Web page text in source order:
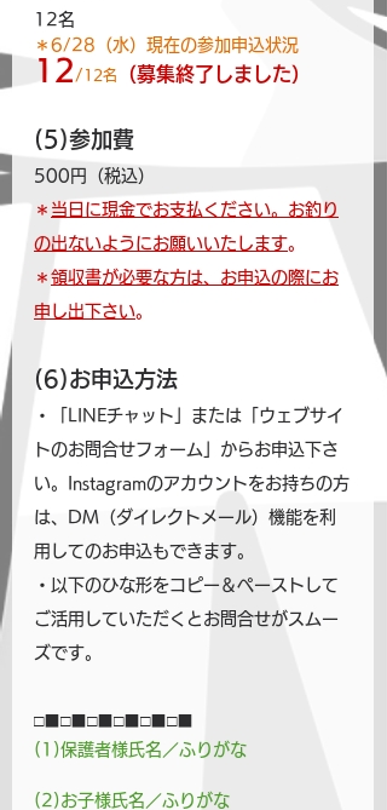
12名
＊6/28（水）現在の参加申込状況
12 / 12名 （募集終了しました）
(5)参加費
500円（税込）
＊ 当日に現金でお支払ください。お釣り
の出ないようにお願いいたします。
＊ 領収書が必要な方は、お申込の際にお
申し出下さい。
(6)お申込方法
・「LINEチャット」または「ウェブサイ
トのお問合せフォーム」からお申込下さ
い。Instagramのアカウントをお持ちの方
は、DM（ダイレクトメール）機能を利
用してのお申込もできます。
・以下のひな形をコピー＆ペーストして
ご活用していただくとお問合せがスムー
ズです。
□■□■□■□■□■□■
(1)保護者様氏名／ふりがな
(2)お子様氏名／ふりがな